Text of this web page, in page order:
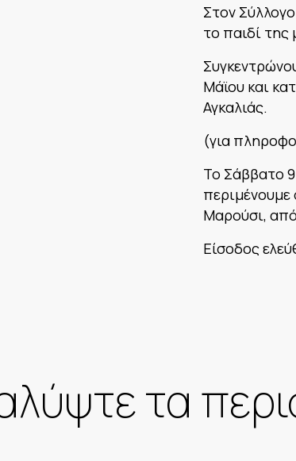
Στον Σύλλογο
το παιδί της
Μάϊου και
Αγκαλιάς.
(για
Το Σάββατο
περιμένουμε
Μαρούσι,
Είσοδος
τα